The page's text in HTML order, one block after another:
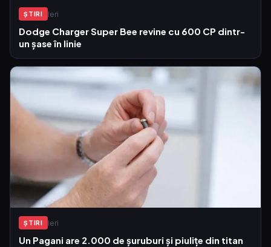
ŞTIRI Ieri
Dodge Charger Super Bee revine cu 600 CP dintr-
un șase în linie
ŞTIRI Ieri
Un Pagani are 2.000 de șuruburi și piulițe din titan